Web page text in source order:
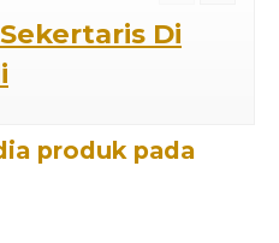
Di
produk pada